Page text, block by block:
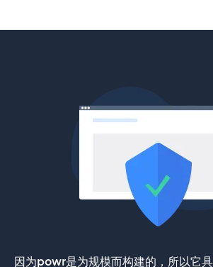
因为powr是为规模而构建的，所以它